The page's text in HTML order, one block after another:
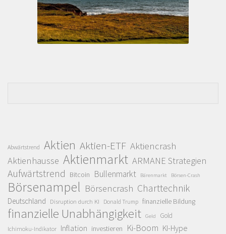
Abwärtstrend Aktien Aktien-ETF Aktiencrash
Aktienhausse Aktienmarkt ARMANE Strategien
Aufwärtstrend Bitcoin Bullenmarkt Bärenmarkt Börsen-Crash
Börsenampel Börsencrash Charttechnik
Deutschland Disruption durch KI Donald Trump finanzielle Bildung
finanzielle Unabhängigkeit Geld Gold
Ichimoku-Indikator Inflation investieren Ki-Boom KI-Hype